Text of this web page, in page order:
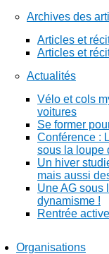
Archives des
Articles et
Articles et
Actualités
Vélo et cols
voitures
Se former
Conférence :
sous la loupe
Un hiver
mais aussi
Une AG sous
dynamisme !
Rentrée
Organisations